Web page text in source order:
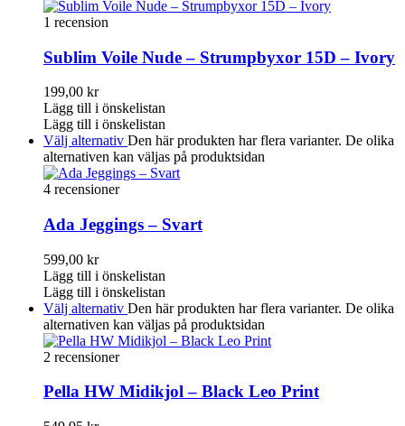
1 recension
Sublim Voile Nude – Strumpbyxor 15D – Ivory
199,00 kr
Lägg till i önskelistan
Lägg till i önskelistan
Välj alternativ Den här produkten har flera varianter. De olika
alternativen kan väljas på produktsidan
4 recensioner
Ada Jeggings – Svart
599,00 kr
Lägg till i önskelistan
Lägg till i önskelistan
Välj alternativ Den här produkten har flera varianter. De olika
alternativen kan väljas på produktsidan
2 recensioner
Pella HW Midikjol – Black Leo Print